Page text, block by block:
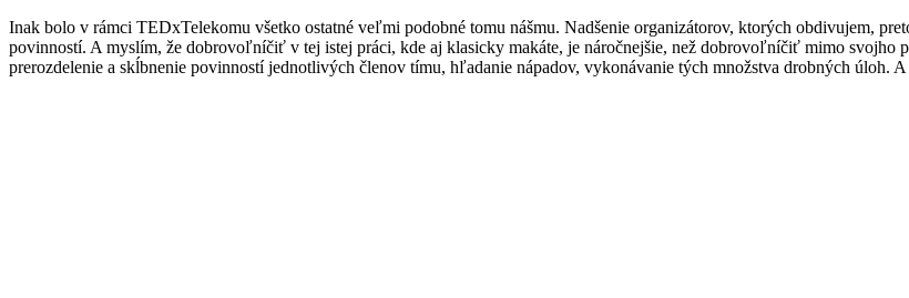
Inak bolo v rámci TEDxTelekomu všetko ostatné veľmi podobné tomu nášmu. Nadšenie organizátorov, ktorých obdivujem,
povinností. A myslím, že dobrovoľníčiť v tej istej práci, kde aj klasicky makáte, je náročnejšie, než dobrovoľníčiť mimo svojho
prerozdelenie a skĺbnenie povinností jednotlivých členov tímu, hľadanie nápadov, vykonávanie tých množstva drobných úloh.